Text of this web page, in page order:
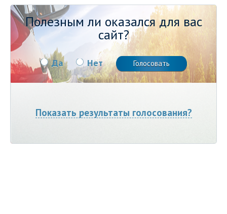
Полезным ли оказался для вас
сайт?
Да Нет
Показать результаты голосования?